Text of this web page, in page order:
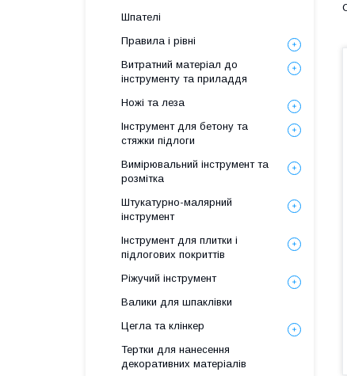
Шпателі
Правила і рівні
Витратний матеріал до
інструменту та приладдя
Ножі та леза
Інструмент для бетону та
стяжки підлоги
Вимірювальний інструмент та
розмітка
Штукатурно-малярний
інструмент
Інструмент для плитки і
підлогових покриттів
Ріжучий інструмент
Валики для шпаклівки
Цегла та клінкер
Тертки для нанесення
декоративних матеріалів